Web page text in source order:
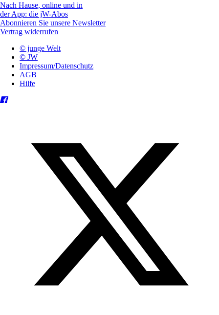
Nach Hause, online und in
der App: die jW-Abos
Abonnieren Sie unsere Newsletter
Vertrag widerrufen
© junge Welt
© JW
Impressum/Datenschutz
AGB
Hilfe